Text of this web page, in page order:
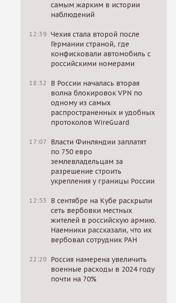
самым жарким в истории
наблюдений
12:39 Чехия стала второй после
Германии страной, где
конфисковали автомобиль с
российскими номерами
18:32
В России началась вторая
волна блокировок VPN по
одному из самых
распространенных и удобных
протоколов WireGuard
17:07 Власти Финляндии заплатят
по 750 евро
землевладельцам за
разрешение строить
укрепления у границы России
12:53
В сентябре на Кубе раскрыли
сеть вербовки местных
жителей в российскую армию.
Наемники рассказали, что их
вербовал сотрудник РАН
22:20 Россия намерена увеличить
военные расходы в 2024 году
почти на 70%